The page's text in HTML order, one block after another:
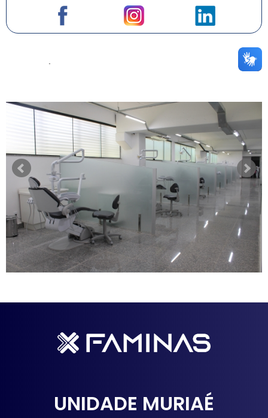
mais noticias+
UNIDADE MURIAÉ